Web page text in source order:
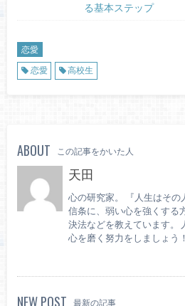
る基本ステップ
恋愛
恋愛
高校生
ABOUT この記事をかいた人
天田
心の研究家。 『人生はその
信条に、弱い心を強くする
決法などを教えています。
心を磨く努力をしましょう！
NEW POST 最新の記事